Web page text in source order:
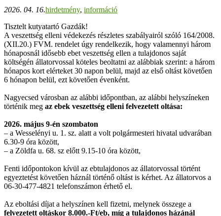
2026. 04. 16.hirdetmény, információ
Tisztelt kutyatartó Gazdák!
A veszettség elleni védekezés részletes szabályairól szóló 164/2008.
(XII.20.) FVM. rendelet úgy rendelkezik, hogy valamennyi három
hónaposnál idősebb ebet veszettség ellen a tulajdonos saját
költségén állatorvossal köteles beoltatni az alábbiak szerint: a három
hónapos kort elérteket 30 napon belül, majd az első oltást követően
6 hónapon belül, ezt követően évenként.
Nagyecsed városban az alábbi időpontban, az alábbi helyszíneken
történik meg az ebek veszettség elleni felvezetett oltása:
2026. május 9-én szombaton
– a Wesselényi u. 1. sz. alatt a volt polgármesteri hivatal udvarában
6.30-9 óra között,
– a Zöldfa u. 68. sz előtt 9.15-10 óra között,
Fenti időpontokon kívül az ebtulajdonos az állatorvossal történt
egyeztetést követően háznál történő oltást is kérhet. Az állatorvos a
06-30-477-4821 telefonszámon érhető el.
Az eboltási díjat a helyszínen kell fizetni, melynek összege a
felvezetett oltáskor 8.000.-Ft/eb, míg a tulajdonos házánál